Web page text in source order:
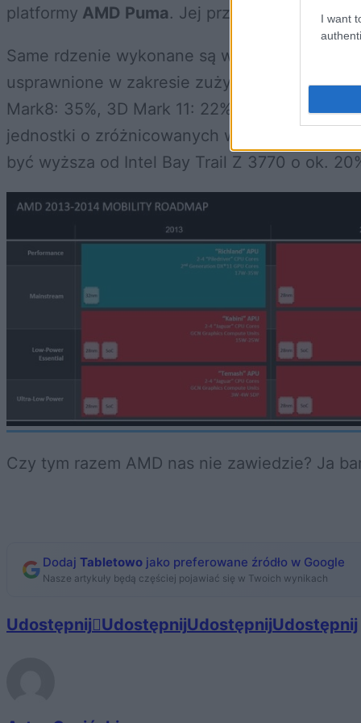
I want
platformy AMD Puma. Jej przedstawicielem
Same rdzenie wykonane są w tej samej
usprawnione w zakresie zużycia energii.
Mark8: 35%, 3D Mark 11: 22%) przy
jednostki o zróżnicowanych wydajnościach
być wyższa od Intel Bay Trail Z 3770 o ok.
Czy tym razem AMD nas nie zawiedzie? Ja
Dodaj Tabletowo jako preferowane źródło w Google
Nasze artykuły będą częściej pojawiać się w Twoich wynikach
Udostępnij UdostępnijUdostępnijUdostępnij